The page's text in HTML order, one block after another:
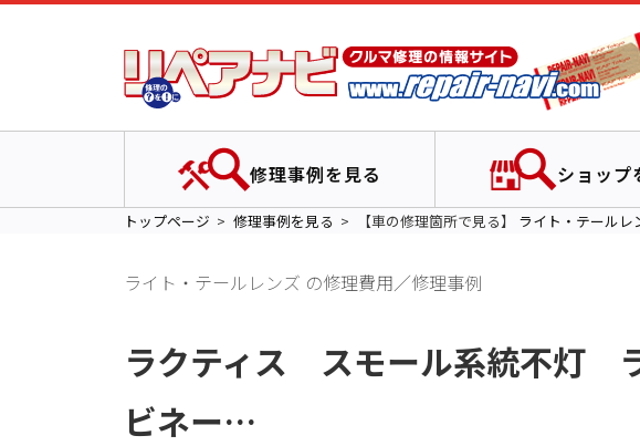
修理事例を見る ショップ
トップページ 修理事例を見る 【車の修理箇所で見る】 ライト・テールレ
ライト・テールレンズ の修理費用／修理事例
ラクティス スモール系統不灯
ビネー…